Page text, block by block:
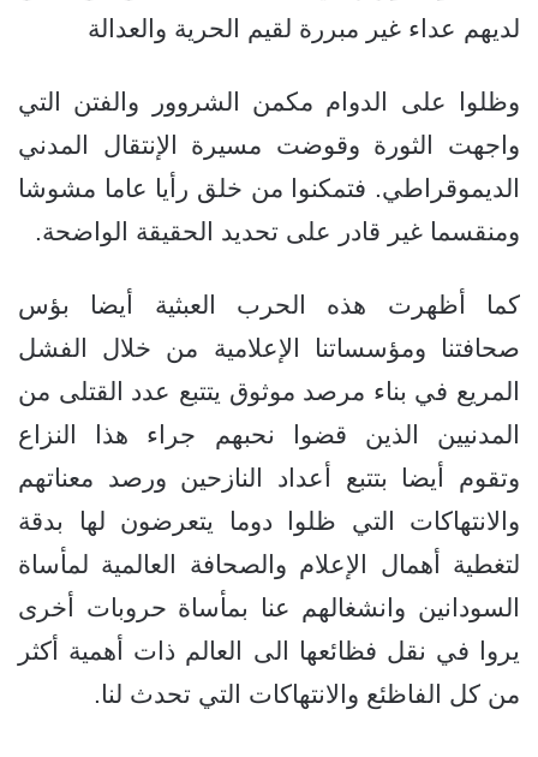
لديهم عداء غير مبررة لقيم الحرية والعدالة
وظلوا على الدوام مكمن الشروور والفتن التي
واجهت الثورة وقوضت مسيرة الإنتقال المدني
الديموقراطي. فتمكنوا من خلق رأيا عاما مشوشا
ومنقسما غير قادر على تحديد الحقيقة الواضحة.
كما أظهرت هذه الحرب العبثية أيضا بؤس
صحافتنا ومؤسساتنا الإعلامية من خلال الفشل
المريع في بناء مرصد موثوق يتتبع عدد القتلى من
المدنيين الذين قضوا نحبهم جراء هذا النزاع
وتقوم أيضا بتتبع أعداد النازحين ورصد معناتهم
والانتهاكات التي ظلوا دوما يتعرضون لها بدقة
لتغطية أهمال الإعلام والصحافة العالمية لمأساة
السودانين وانشغالهم عنا بمأساة حروبات أخرى
يروا في نقل فظائعها الى العالم ذات أهمية أكثر
من كل الفاظئع والانتهاكات التي تحدث لنا.